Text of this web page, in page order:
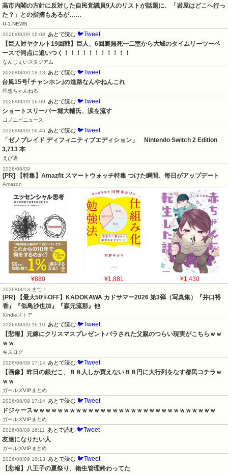
高市内閣の方針に反対した自民党議員9人のリストが話題に、「岩屋はどこへ行っ
た？」との指摘もあるが……
U-1 NEWS
2026/08/09 16:08
あとで読む 🐦Tweet
【巨人対ヤクルト19回戦】巨人、6回裏無死一二塁から大城のタイムリーツーベ
ースで同点に追いつく！！！！！！！！！！！
なんじぇいスタジアム
2026/08/09 18:13
あとで読む 🐦Tweet
台風15号｢チャンホン｣の進路なんやねんこれ
理想ちゃんねる
2026/08/09 16:09
あとで読む 🐦Tweet
ショートスリーパー堀大輔氏、涙を流す
コノユビニュース
2026/08/09 16:45
あとで読む 🐦Tweet
「ゼノブレイド ディフィニティブエディション」　Nintendo Switch 2 Edition
3,713 本
えび通
2026/08/09
[PR] 【特集】Amazfit スマートウォッチ特集 つけた瞬間、毎日がアップデート
Amazon
¥880 ¥1,881 ¥1,430
2026/08/13 まで！
[PR]
【最大50%OFF】KADOKAWA カドサマー2026 第3弾（写真集）『井口裕
香』『似鳥沙也加』『森元流那』他
Kindleストア
2026/08/09 16:10
あとで読む 🐦Tweet
【悲報】元嫁にクリスマスプレゼントバラされた父親のつらい現実がこちらｗｗ
ｗｗ
キスログ
2026/08/09 17:14 あとで読む 🐦Tweet
【画像】昨日の銀だこ、８８人しか買えない８８円に大行列をなす都民コチラｗ
ｗｗ
ガールズVIPまとめ
2026/08/09 17:14 あとで読む 🐦Tweet
ドジャースｗｗｗｗｗｗｗｗｗｗｗｗｗｗｗｗｗｗｗｗｗｗｗｗｗｗｗｗｗｗ
ガールズVIPまとめ
2026/08/09 16:11
あとで読む 🐦Tweet
友達になりたい人
ガールズVIPまとめ
2026/08/09 18:13
あとで読む 🐦Tweet
【悲報】八王子の夏祭り、衛生管理終わってた